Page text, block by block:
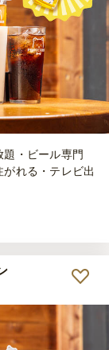
題・ビール専門
れる・テレビ出